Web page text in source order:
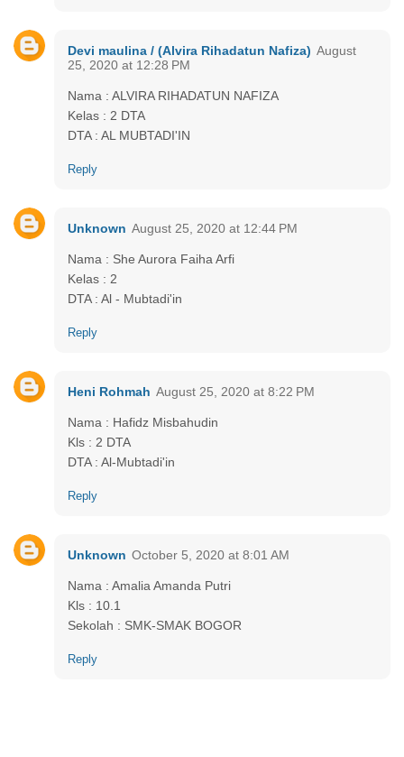
Devi maulina / (Alvira Rihadatun Nafiza) August
25, 2020 at 12:28 PM
Nama : ALVIRA RIHADATUN NAFIZA
Kelas : 2 DTA
DTA : AL MUBTADI'IN
Reply
Unknown August 25, 2020 at 12:44 PM
Nama : She Aurora Faiha Arfi
Kelas : 2
DTA : Al - Mubtadi'in
Reply
Heni Rohmah August 25, 2020 at 8:22 PM
Nama : Hafidz Misbahudin
Kls : 2 DTA
DTA : Al-Mubtadi'in
Reply
Unknown October 5, 2020 at 8:01 AM
Nama : Amalia Amanda Putri
Kls : 10.1
Sekolah : SMK-SMAK BOGOR
Reply